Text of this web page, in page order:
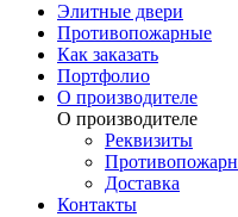
Элитные двери
Противопожарные
Как заказать
Портфолио
О производителе
О производителе
Реквизиты
Доставка
Контакты